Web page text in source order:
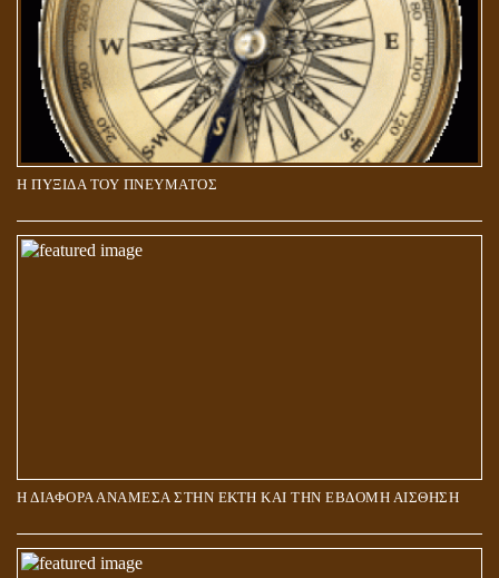
Η ΠΥΞΙΔΑ ΤΟΥ ΠΝΕΥΜΑΤΟΣ
Η ΔΙΑΦΟΡΑ ΑΝΑΜΕΣΑ ΣΤΗΝ ΕΚΤΗ ΚΑΙ ΤΗΝ ΕΒΔΟΜΗ ΑΙΣΘΗΣΗ